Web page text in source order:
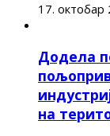
17. октобар
Додела
на